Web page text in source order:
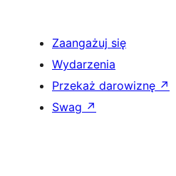
Zaangażuj się
Wydarzenia
Przekaż darowiznę ↗
Swag ↗